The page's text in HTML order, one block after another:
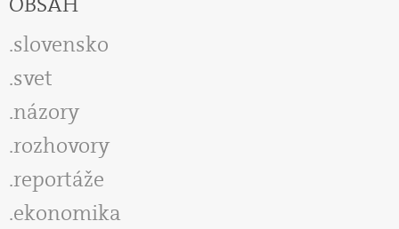
slovensko
svet
názory
rozhovory
reportáže
ekonomika